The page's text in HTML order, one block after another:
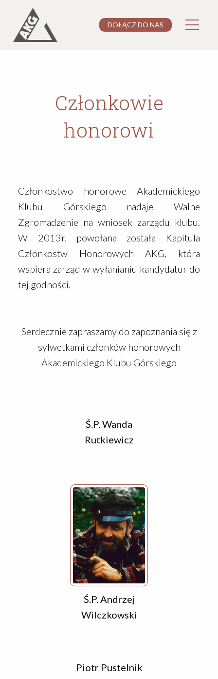
DOŁĄCZ DO NAS
Członkowie
honorowi
Członkostwo honorowe Akademickiego
Klubu Górskiego nadaje Walne
Zgromadzenie na wniosek zarządu klubu.
W 2013r. powołana została Kapitula
Członkostw Honorowych AKG, która
wspiera zarząd w wyłanianiu kandydatur do
tej godności.
Serdecznie zapraszamy do zapoznania się z
sylwetkami członków honorowych
Akademickiego Klubu Górskiego
Ś.P. Wanda
Rutkiewicz
Ś.P. Andrzej
Wilczkowski
Piotr Pustelnik